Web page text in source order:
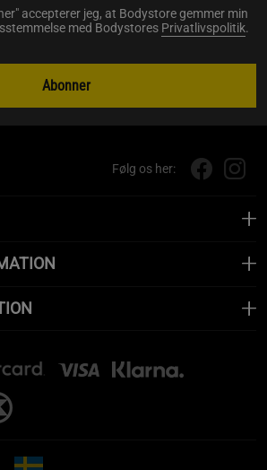
accepterer jeg, at Bodystore gemmer min
med Bodystores Privatlivspolitik.
Abonner
Følg os her: